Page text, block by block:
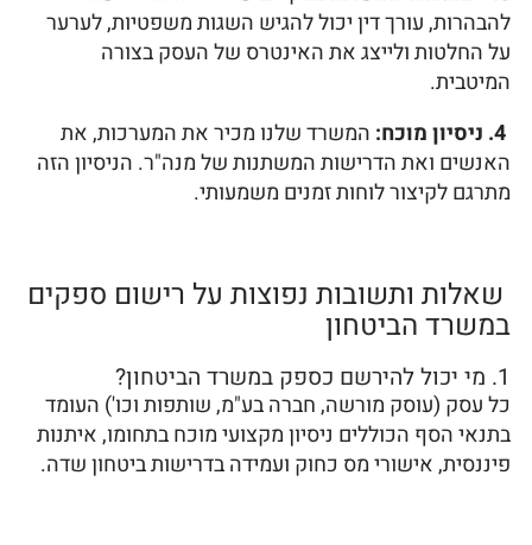
להבהרות, עורך דין יכול להגיש השגות משפטיות, לערער
על החלטות ולייצג את האינטרס של העסק בצורה
המיטבית.
4. ניסיון מוכח:
המשרד שלנו מכיר את המערכות, את
האנשים ואת הדרישות המשתנות של מנה"ר. הניסיון הזה
מתרגם לקיצור לוחות זמנים משמעותי.
שאלות ותשובות נפוצות על רישום ספקים
במשרד הביטחון
1. מי יכול להירשם כספק במשרד הביטחון?
כל עסק (עוסק מורשה, חברה בע"מ, שותפות וכו') העומד
בתנאי הסף הכוללים ניסיון מקצועי מוכח בתחומו, איתנות
פיננסית, אישורי מס כחוק ועמידה בדרישות ביטחון שדה.